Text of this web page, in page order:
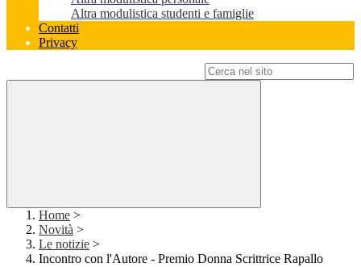
Altra modulistica studenti e famiglie
Contatti
Privacy
Home >
Novità >
Le notizie >
Incontro con l'Autore - Premio Donna Scrittrice Rapallo